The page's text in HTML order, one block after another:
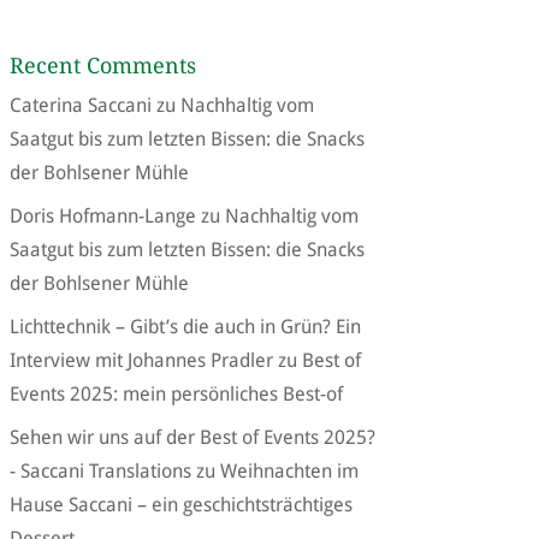
Recent Comments
Caterina Saccani zu Nachhaltig vom
Saatgut bis zum letzten Bissen: die Snacks
der Bohlsener Mühle
Doris Hofmann-Lange zu Nachhaltig vom
Saatgut bis zum letzten Bissen: die Snacks
der Bohlsener Mühle
Lichttechnik – Gibt’s die auch in Grün? Ein
Interview mit Johannes Pradlerzu Best of
Events 2025: mein persönliches Best-of
Sehen wir uns auf der Best of Events 2025?
- Saccani Translationszu Weihnachten im
Hause Saccani – ein geschichtsträchtiges